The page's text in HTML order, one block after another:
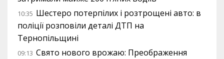
10:35 Шестеро потерпілих і розтрощені авто: в
поліції розповіли деталі ДТП на
Тернопільщині
09:13 Свято нового врожаю: Преображення